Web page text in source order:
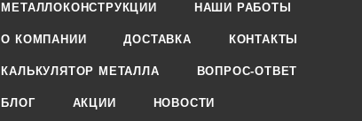
МЕТАЛЛОКОНСТРУКЦИИ НАШИ РАБОТЫ
О КОМПАНИИ ДОСТАВКА КОНТАКТЫ
КАЛЬКУЛЯТОР МЕТАЛЛА ВОПРОС-ОТВЕТ
БЛОГ АКЦИИ НОВОСТИ